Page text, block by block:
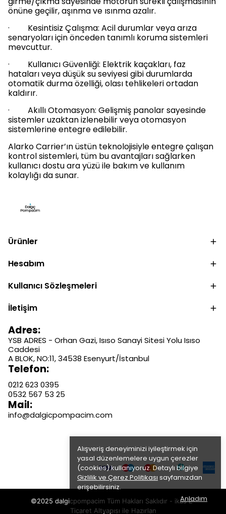
Alışveriş deneyiminizi iyileştirmek için
yasal düzenlemelere uygun çerezler
(cookies) kullanıyoruz. Detaylı bilgiye
Gizlilik ve Çerez Politikası sayfamızdan
erişebilirsiniz.
Anladım
önüne geçilir, aşınma ve ısınma azalır.
· Kesintisiz Çalışma: Acil durumlar veya arıza
senaryoları için önceden tanımlı koruma sistemleri
mevcuttur.
· Kullanıcı Güvenliği: Elektrik kaçakları, faz
hataları veya düşük su seviyesi gibi durumlarda
otomatik durma özelliği, olası tehlikeleri ortadan
kaldırır.
· Akıllı Otomasyon: Gelişmiş panolar sayesinde
sistemler uzaktan izlenebilir veya otomasyon
sistemlerine entegre edilebilir.
Alarko Carrier’ın üstün teknolojisiyle entegre çalışan
kontrol sistemleri, tüm bu avantajları sağlarken
kullanıcı dostu ara yüzü ile bakım ve kullanım
kolaylığı da sunar.
Ürünler
Hesabım
Kullanıcı Sözleşmeleri
İletişim
Adres:
YSB ADRES - Orhan Gazi, Isıso Sanayi Sitesi Yolu Isıso
Caddesi
A BLOK, NO:11, 34538 Esenyurt/İstanbul
Telefon:
0212 623 0395
0532 567 53 25
Mail:
info@dalgicpompacim.com
©2025 dalgicpompacim Tüm Hakları Saklıdır - ikas E-
Ticaret Altyapısı ile Hazırlan